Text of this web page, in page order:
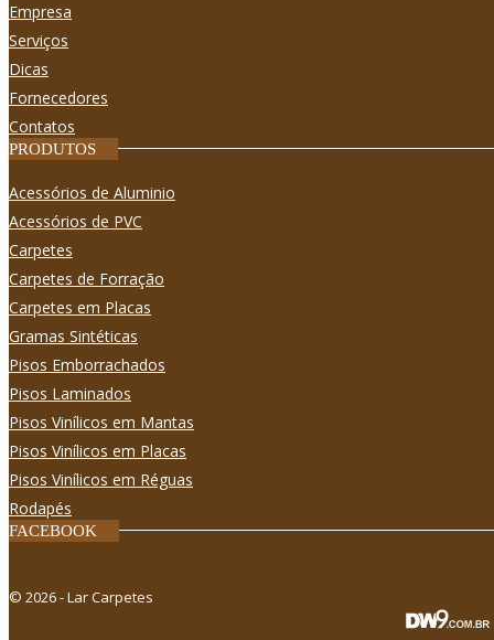
Empresa
Serviços
Dicas
Fornecedores
Contatos
PRODUTOS
Acessórios de Aluminio
Acessórios de PVC
Carpetes
Carpetes de Forração
Carpetes em Placas
Gramas Sintéticas
Pisos Emborrachados
Pisos Laminados
Pisos Viní­licos em Mantas
Pisos Viní­licos em Placas
Pisos Viní­licos em Réguas
Rodapés
FACEBOOK
© 2026 - Lar Carpetes